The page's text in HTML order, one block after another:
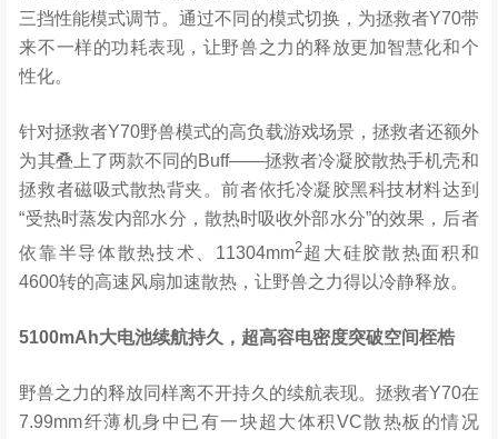
三挡性能模式调节。通过不同的模式切换，为拯救者Y70带
来不一样的功耗表现，让野兽之力的释放更加智慧化和个
性化。
针对拯救者Y70野兽模式的高负载游戏场景，拯救者还额外
为其叠上了两款不同的Buff——拯救者冷凝胶散热手机壳和
拯救者磁吸式散热背夹。前者依托冷凝胶黑科技材料达到
“受热时蒸发内部水分，散热时吸收外部水分”的效果，后者
依靠半导体散热技术、11304mm2超大硅胶散热面积和
4600转的高速风扇加速散热，让野兽之力得以冷静释放。
5100mAh大电池续航持久，超高容电密度突破空间桎梏
野兽之力的释放同样离不开持久的续航表现。拯救者Y70在
7.99mm纤薄机身中已有一块超大体积VC散热板的情况